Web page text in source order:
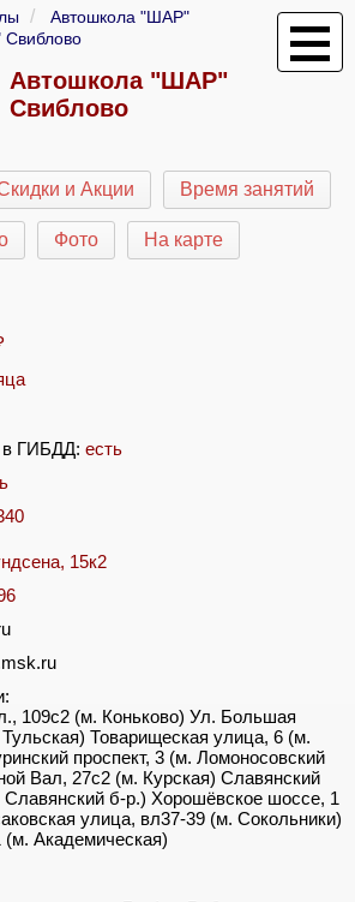
Автошкола "ШАР"
Автошкола "ШАР"
Свиблово
и Акции Время занятий
Фото На карте
в ГИБДД: есть
15к2
109с2 (м. Коньково) Ул. Большая
Товарищеская улица, 6 (м.
проспект, 3 (м. Ломоносовский
Вал, 27с2 (м. Курская) Славянский
Славянский б-р.) Хорошёвское шоссе, 1
улица, вл37-39 (м. Сокольники)
Академическая)